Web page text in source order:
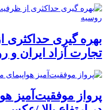
بهره گیری حداکثری
تجارت آزاد ایران و
پرواز موفقیت‌آمیز